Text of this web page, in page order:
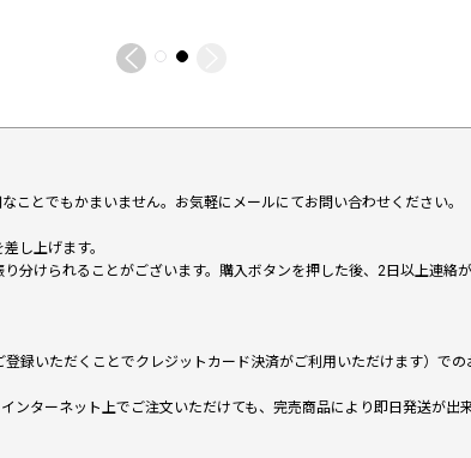
とでもかまいません。お気軽にメールにてお問い合わせください。
し上げます。
けられることがございます。購入ボタンを押した後、2日以上連絡
録いただくことでクレジットカード決済がご利用いただけます）での
ターネット上でご注文いただけても、完売商品により即日発送が出